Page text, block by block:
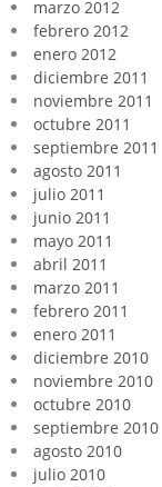
marzo 2012
febrero 2012
enero 2012
diciembre 2011
noviembre 2011
octubre 2011
septiembre 2011
agosto 2011
julio 2011
junio 2011
mayo 2011
abril 2011
marzo 2011
febrero 2011
enero 2011
diciembre 2010
noviembre 2010
octubre 2010
septiembre 2010
agosto 2010
julio 2010